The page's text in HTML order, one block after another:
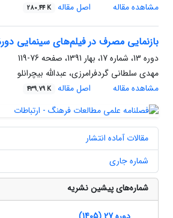
مشاهده مقاله
اصل مقاله 280.44 K
بازنمایی مصرف در فیلم‌های سینمایی
دوره 13، شماره 17، بهار 1391، صفحه
76-119
مهدی سلطانی گردفرامرزی، عبدالله بیچرانلو
مشاهده مقاله
اصل مقاله 439.79 K
مقالات آماده انتشار
شماره جاری
شماره‌های پیشین نشریه